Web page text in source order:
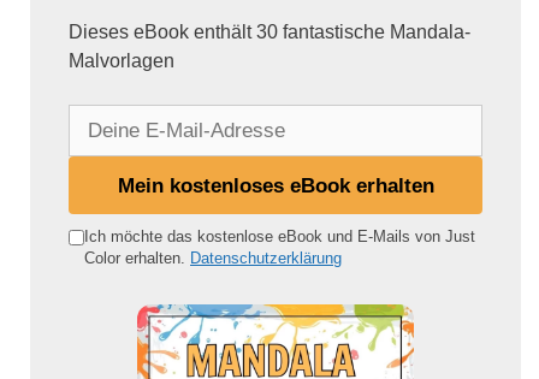
Dieses eBook enthält 30 fantastische Mandala-
Malvorlagen
e
Mein kostenloses eBook erhalten
Ich möchte das kostenlose eBook und E-Mails von Just
Color erhalten. Datenschutzerklärung